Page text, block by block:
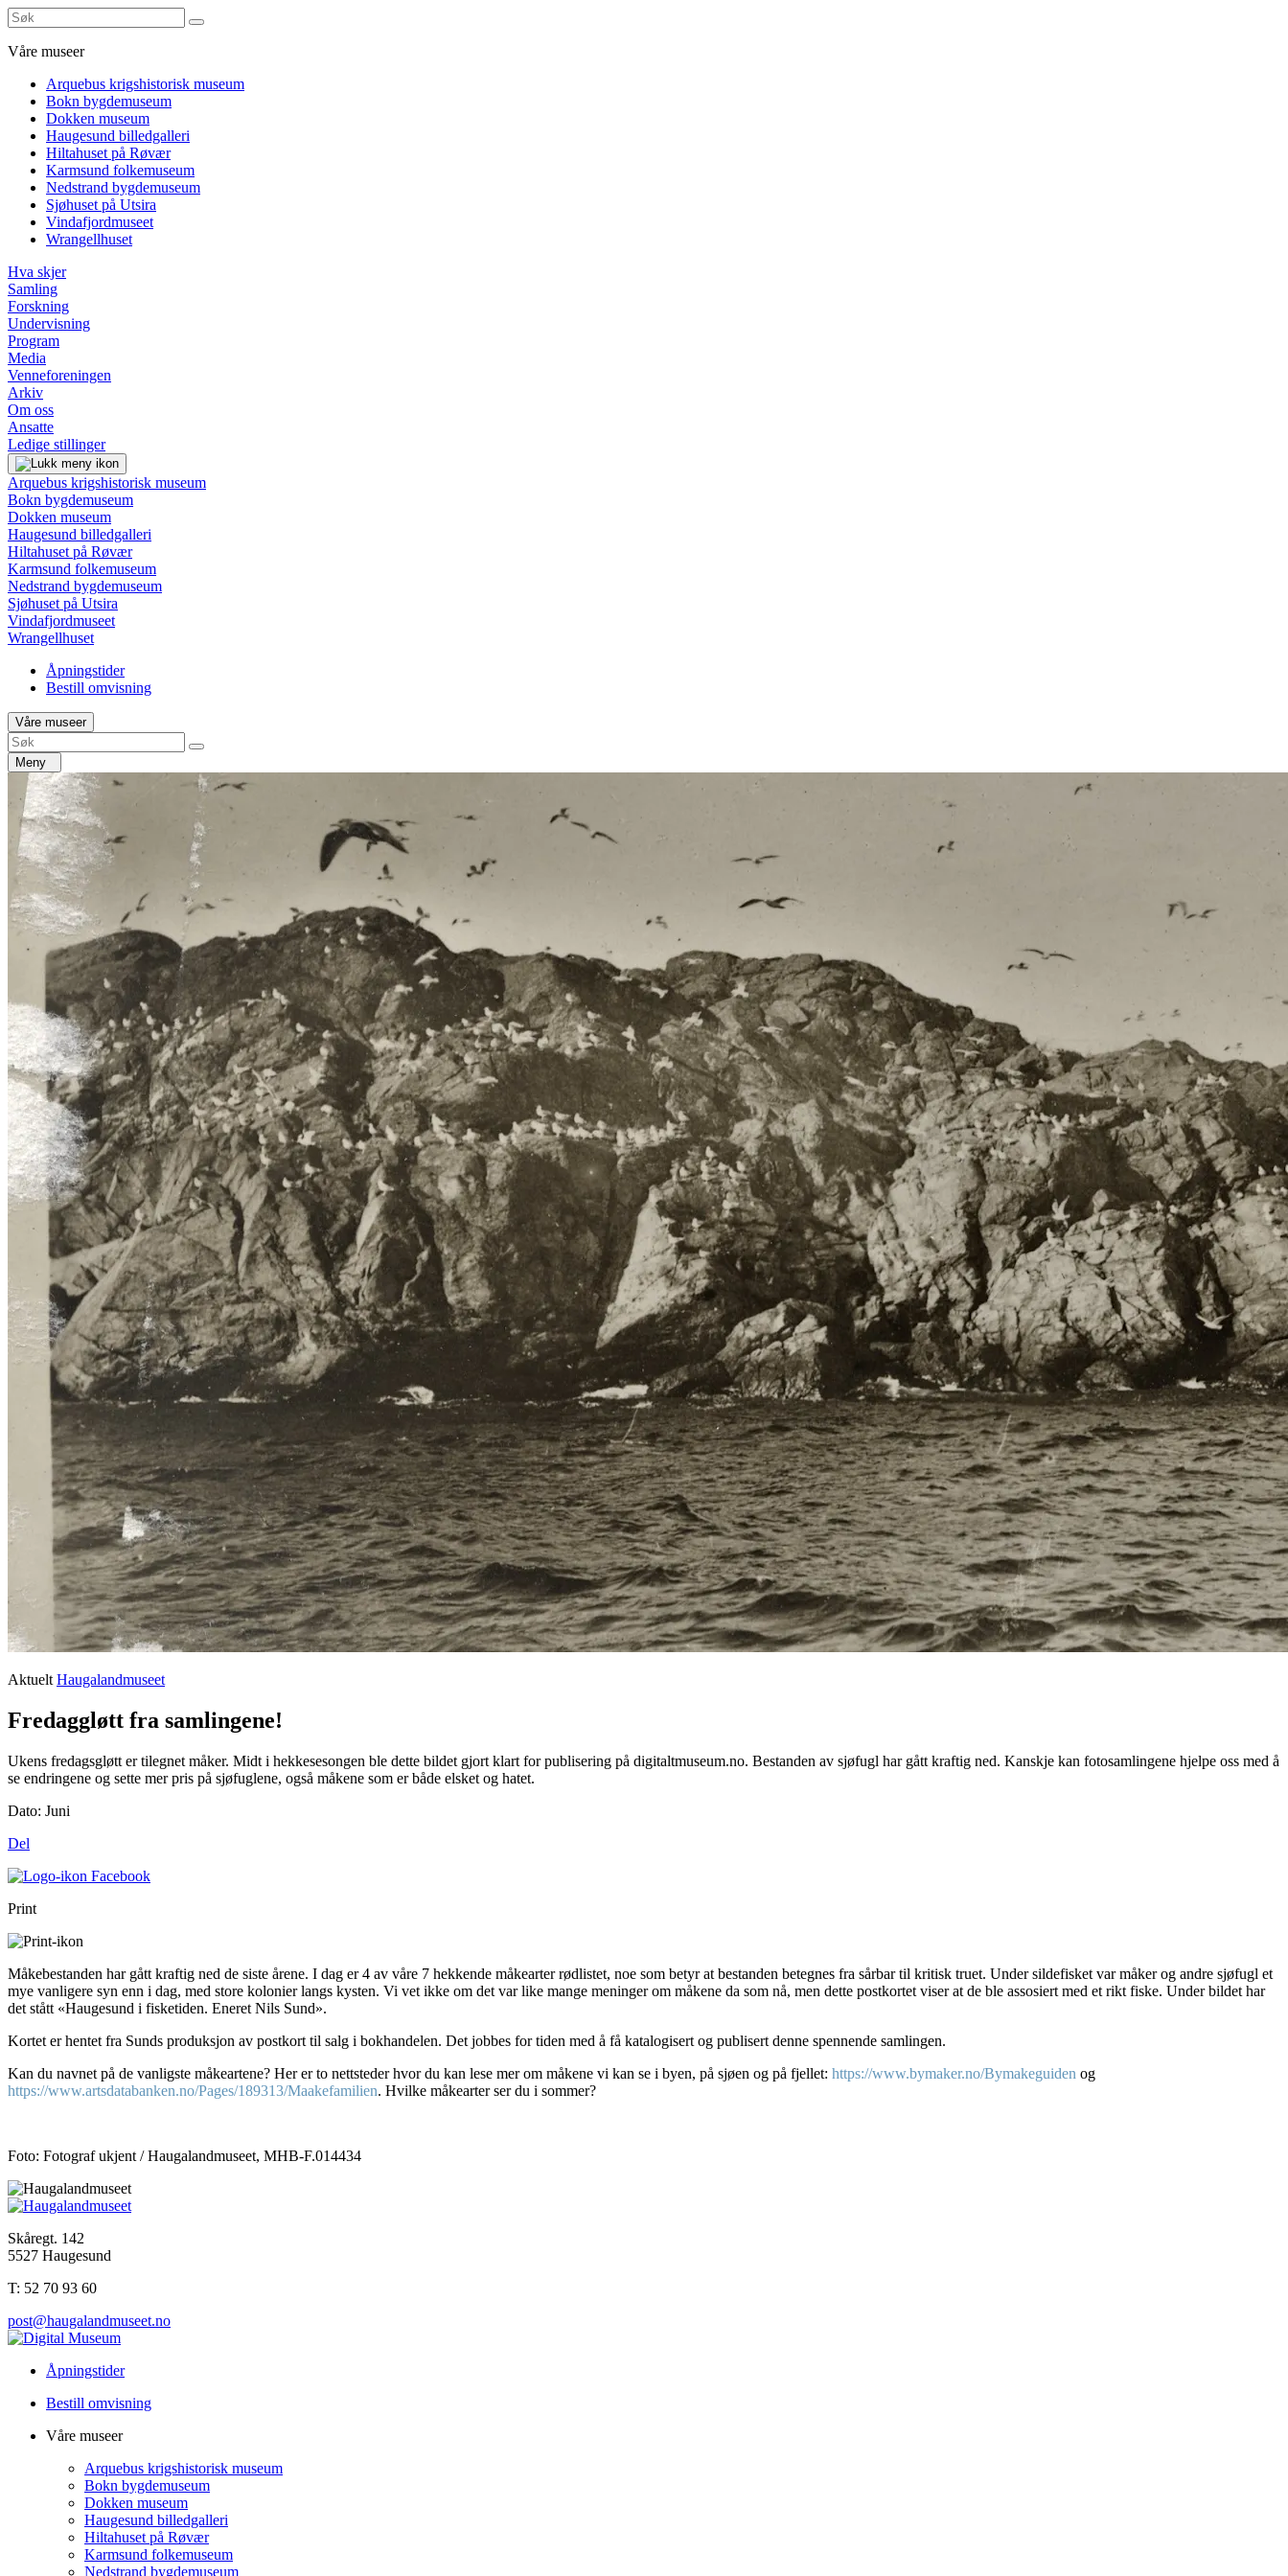
Våre museer
Arquebus krigshistorisk museum
Bokn bygdemuseum
Dokken museum
Haugesund billedgalleri
Hiltahuset på Røvær
Karmsund folkemuseum
Nedstrand bygdemuseum
Sjøhuset på Utsira
Vindafjordmuseet
Wrangellhuset
Hva skjer
Samling
Forskning
Undervisning
Program
Media
Venneforeningen
Arkiv
Om oss
Ansatte
Ledige stillinger
Arquebus krigshistorisk museum
Bokn bygdemuseum
Dokken museum
Haugesund billedgalleri
Hiltahuset på Røvær
Karmsund folkemuseum
Nedstrand bygdemuseum
Sjøhuset på Utsira
Vindafjordmuseet
Wrangellhuset
Åpningstider
Bestill omvisning
Våre museer
Meny
Aktuelt Haugalandmuseet
Fredaggløtt fra samlingene!
Ukens fredagsgløtt er tilegnet måker. Midt i hekkesesongen ble dette bildet gjort klart for publisering på digitaltmuseum.no. Bestanden av sjøfugl har gått kraftig ned. Kanskje kan fotosamlingene hjelpe oss med å
se endringene og sette mer pris på sjøfuglene, også måkene som er både elsket og hatet.
Dato: Juni
Del
Print
Måkebestanden har gått kraftig ned de siste årene. I dag er 4 av våre 7 hekkende måkearter rødlistet, noe som betyr at bestanden betegnes fra sårbar til kritisk truet. Under sildefisket var måker og andre sjøfugl et
mye vanligere syn enn i dag, med store kolonier langs kysten. Vi vet ikke om det var like mange meninger om måkene da som nå, men dette postkortet viser at de ble assosiert med et rikt fiske. Under bildet har
det stått «Haugesund i fisketiden. Eneret Nils Sund».
Kortet er hentet fra Sunds produksjon av postkort til salg i bokhandelen. Det jobbes for tiden med å få katalogisert og publisert denne spennende samlingen.
Kan du navnet på de vanligste måkeartene? Her er to nettsteder hvor du kan lese mer om måkene vi kan se i byen, på sjøen og på fjellet: https://www.bymaker.no/Bymakeguiden og
https://www.artsdatabanken.no/Pages/189313/Maakefamilien. Hvilke måkearter ser du i sommer?
Foto: Fotograf ukjent / Haugalandmuseet, MHB-F.014434
Skåregt. 142
5527 Haugesund
T: 52 70 93 60
post@haugalandmuseet.no
Åpningstider
Bestill omvisning
Våre museer
Arquebus krigshistorisk museum
Bokn bygdemuseum
Dokken museum
Haugesund billedgalleri
Hiltahuset på Røvær
Karmsund folkemuseum
Nedstrand bygdemuseum